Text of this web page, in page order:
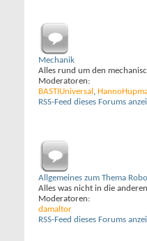
Mechanik
Alles rund um den
Moderatoren:
BASTIUniversal ,
RSS-Feed dieses Forums
Allgemeines zum Thema
Alles was nicht in die
Moderatoren:
damaltor
RSS-Feed dieses Forums